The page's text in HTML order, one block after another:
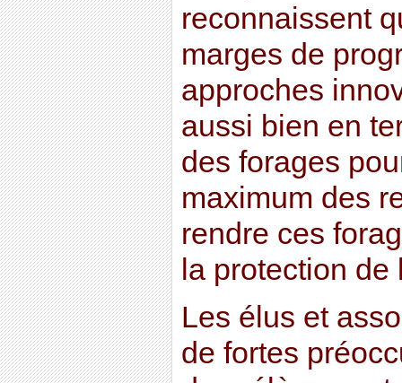
reconnaissent
marges de
approches
aussi bien en
des forages
maximum des
rendre ces
la protection de
Les élus et
de fortes